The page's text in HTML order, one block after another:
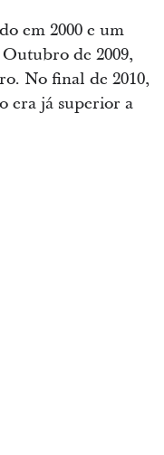
em 2000 e um
de 2009,
No final de 2010,
era já superior a